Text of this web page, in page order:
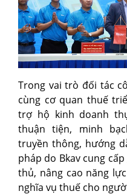
Trong vai trò đối tác
cùng cơ quan thuế
trợ hộ kinh doanh
thuận tiện, minh
truyền thông, hướng
pháp do Bkav cung
thủ, nâng cao năng
nghĩa vụ thuế cho